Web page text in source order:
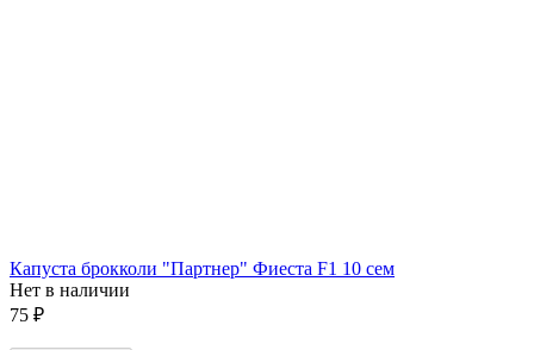
Капуста брокколи "Партнер" Фиеста F1 10 сем
Нет в наличии
75 ₽